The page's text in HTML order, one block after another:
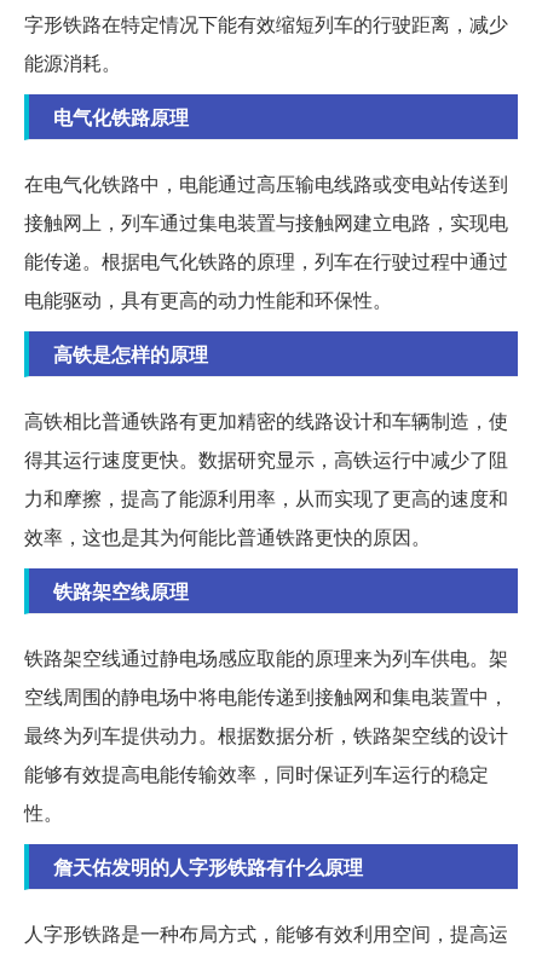
字形铁路在特定情况下能有效缩短列车的行驶距离，减少
能源消耗。
电气化铁路原理
在电气化铁路中，电能通过高压输电线路或变电站传送到
接触网上，列车通过集电装置与接触网建立电路，实现电
能传递。根据电气化铁路的原理，列车在行驶过程中通过
电能驱动，具有更高的动力性能和环保性。
高铁是怎样的原理
高铁相比普通铁路有更加精密的线路设计和车辆制造，使
得其运行速度更快。数据研究显示，高铁运行中减少了阻
力和摩擦，提高了能源利用率，从而实现了更高的速度和
效率，这也是其为何能比普通铁路更快的原因。
铁路架空线原理
铁路架空线通过静电场感应取能的原理来为列车供电。架
空线周围的静电场中将电能传递到接触网和集电装置中，
最终为列车提供动力。根据数据分析，铁路架空线的设计
能够有效提高电能传输效率，同时保证列车运行的稳定
性。
詹天佑发明的人字形铁路有什么原理
人字形铁路是一种布局方式，能够有效利用空间，提高运